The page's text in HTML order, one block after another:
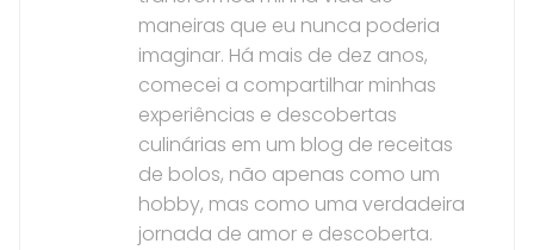
maneiras que eu nunca poderia
imaginar. Há mais de dez anos,
comecei a compartilhar minhas
experiências e descobertas
culinárias em um blog de receitas
de bolos, não apenas como um
hobby, mas como uma verdadeira
jornada de amor e descoberta.